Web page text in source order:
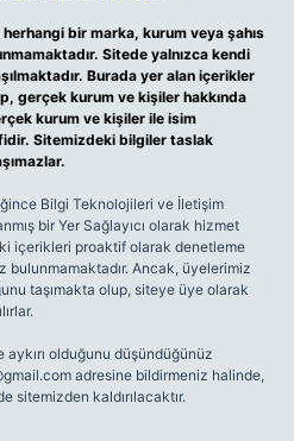
bir marka, kurum veya şahıs
Sitede yalnızca kendi
Burada yer alan içerikler
gerçek kurum ve kişiler hakkında
kurum ve kişiler ile isim
Sitemizdeki bilgiler taslak
Bilgi Teknolojileri ve İletişim
bir Yer Sağlayıcı olarak hizmet
içerikleri proaktif olarak denetleme
bulunmamaktadır. Ancak, üyelerimiz
taşımakta olup, siteye üye olarak
olduğunu düşündüğünüz
adresine bildirmeniz halinde,
sitemizden kaldırılacaktır.